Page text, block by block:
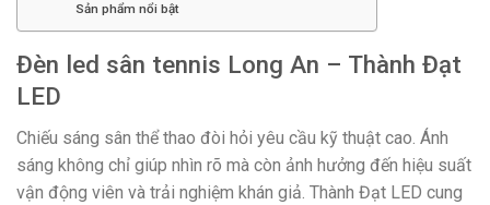
Sản phẩm nổi bật
Đèn led sân tennis Long An – Thành Đạt
LED
Chiếu sáng sân thể thao đòi hỏi yêu cầu kỹ thuật cao. Ánh
sáng không chỉ giúp nhìn rõ mà còn ảnh hưởng đến hiệu suất
vận động viên và trải nghiệm khán giả. Thành Đạt LED cung